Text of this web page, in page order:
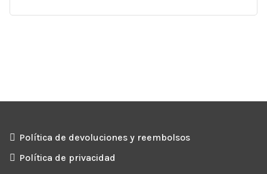
originalactual
Política de devoluciones y reembolsos
Política de privacidad